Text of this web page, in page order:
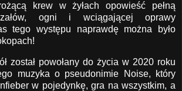
krew w żyłach opowieść pełną
ogni i wciągającej oprawy
tego występu naprawdę można było
został powołany do życia w 2020 roku
muzyka o pseudonimie Noise, który
w pojedynkę, gra na wszystkim, a